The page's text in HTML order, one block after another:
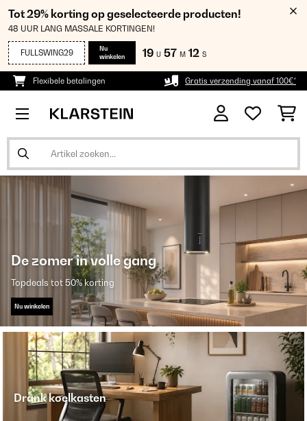
Tot 29% korting op geselecteerde producten!
48 UUR LANG MASSALE KORTINGEN!
FULLSWING29
Nu
winkelen
19 U 57 M 12 S
Flexibele betalingen Gratis verzending vanaf 100€*
De zomer in volle gang
Topdeals tot 50% korting
Nu winkelen
Drank koelkasten